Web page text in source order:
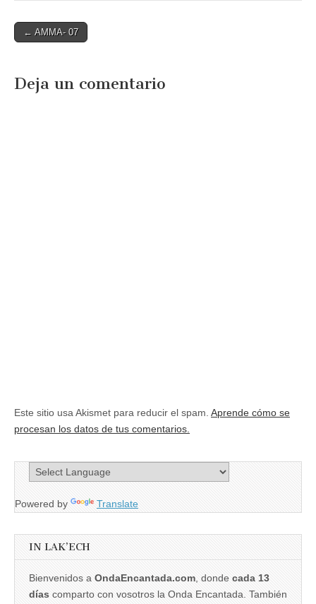
Post
← AMMA- 07
Deja un comentario
Este sitio usa Akismet para reducir el spam. Aprende cómo se
procesan los datos de tus comentarios.
Powered by Translate
IN LAK’ECH
Bienvenidos a OndaEncantada.com , donde cada 13
días comparto con vosotros la Onda Encantada. También